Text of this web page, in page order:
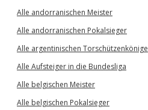
Alle andorranischen Meister
Alle andorranischen Pokalsieger
Alle argentinischen Torschützenkönige
Alle Aufsteiger in die Bundesliga
Alle belgischen Meister
Alle belgischen Pokalsieger